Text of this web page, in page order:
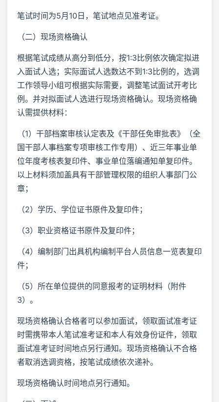
笔试时间为5月10日，笔试地点见准考证。
（二）现场资格确认
根据笔试成绩从高分到低分，按1:3比例依次确定拟进
入面试人选；实际面试人选数达不到1:3比例的，选调
工作领导小组可根据实际需要，调整笔试面试开考比
例。并对拟面试人选进行现场资格确认。现场资格确
认需提供材料：
（1）干部档案审核认定表及《干部任免审批表》（全
国干部人事档案专项审核工作专用）、近三年事业单
位年度考核表复印件、事业单位落编通知单复印件。
以上材料须加盖具有干部管理权限的组织人事部门公
章；
（2）学历、学位证书原件及复印件；
（3）职业资格证书原件及复印件；
（4）编制部门出具机构编制平台人员信息一览表复印
件；
（5）所在单位提供的同意报考的证明材料（附件
3）。
现场资格确认合格者可以参加面试，领取面试准考证
时需携带本人笔试准考证和本人有效身份证件，领取
面试准考证时间地点另行通知。现场资格确认不合格
者取消选调资格，按笔试成绩依次递补。
现场资格确认时间地点另行通知。